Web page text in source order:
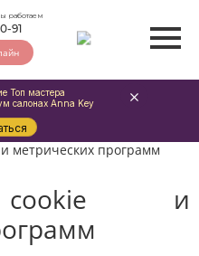
работаем
91
метрических программ
cookie и
Топ мастера
салонах Anna Key